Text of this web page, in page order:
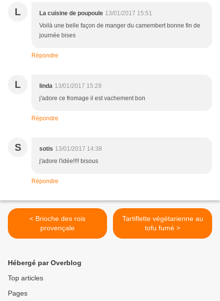
L La cuisine de poupoule 13/01/2017 15:51
Voilà une belle façon de manger du camembert bonne fin de
journée bises
Répondre
L linda 13/01/2017 15:29
j'adore ce fromage il est vachement bon
Répondre
S sotis 13/01/2017 14:38
j'adore l'idée!!!! bisous
Répondre
< Brioche des rois
provençale
Tartiflette végétarienne au
tofu fumé >
Hébergé par Overblog
Top articles
Pages